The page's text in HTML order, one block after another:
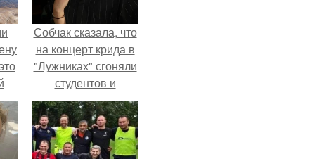
Собчак сказала, что
на концерт крида в
"Лужниках" сгоняли
студентов и
школьников, чтобы
забить зал, но даже
так везде были
пустоты.